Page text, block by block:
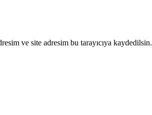
ve site adresim bu tarayıcıya kaydedilsin.